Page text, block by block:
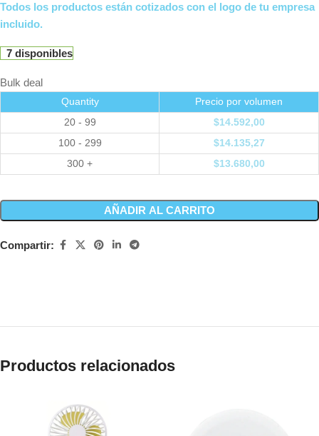
Todos los productos están cotizados con el logo de tu empresa
incluido.
7 disponibles
Bulk deal
Quantity
Precio por volumen
20 - 99
$14.592,00
100 - 299
$14.135,27
300 +
$13.680,00
AÑADIR AL CARRITO
Compartir:
Productos relacionados